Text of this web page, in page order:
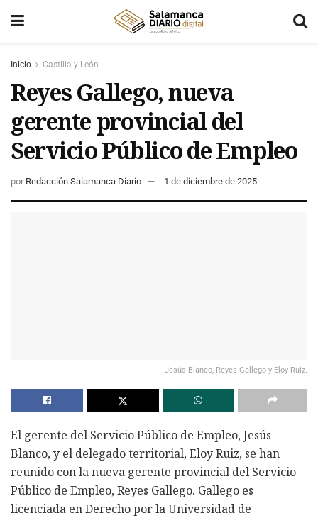
Inicio Castilla y León
Reyes Gallego, nueva
gerente provincial del
Servicio Público de Empleo
por Redacción Salamanca Diario 1 de diciembre de 2025
Jesús Blanco, Reyes Gallego y Eloy Ruiz.
El gerente del Servicio Público de Empleo, Jesús
Blanco, y el delegado territorial, Eloy Ruiz, se han
reunido con la nueva gerente provincial del Servicio
Público de Empleo, Reyes Gallego. Gallego es
licenciada en Derecho por la Universidad de